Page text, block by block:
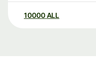
10000 ALL